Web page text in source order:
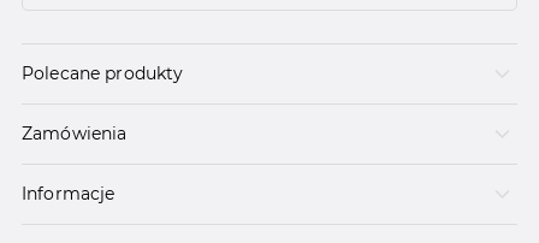
Polecane produkty
Zamówienia
Informacje